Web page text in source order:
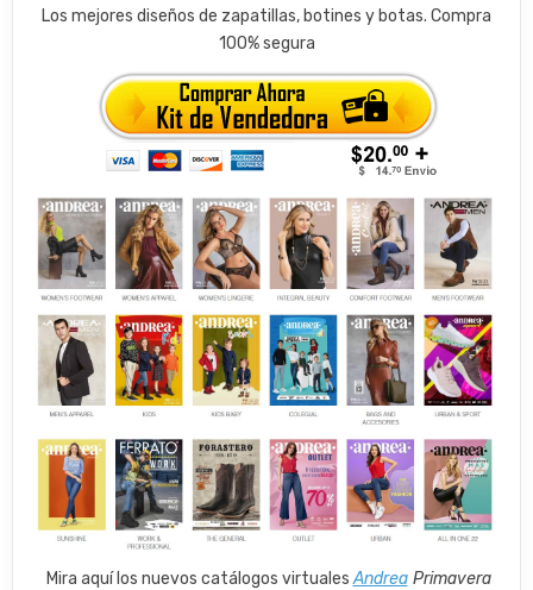
Los mejores diseños de zapatillas, botines y botas. Compra
100% segura
Mira aquí los nuevos catálogos virtualesAndreaPrimavera